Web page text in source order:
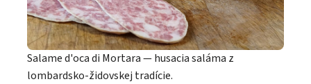
Salame d'oca di Mortara — husacia saláma z
lombardsko-židovskej tradície.